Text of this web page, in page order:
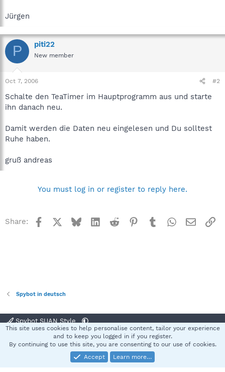
Jürgen
P piti22
New member
Oct 7, 2006 #2
Schalte den TeaTimer im Hauptprogramm aus und starte
ihn danach neu.
Damit werden die Daten neu eingelesen und Du solltest
Ruhe haben.
gruß andreas
You must log in or register to reply here.
Share: Facebook BlueskyLinkedInReddit Pinterest
TumblrWhatsApp
Email
Spybot in deutsch
Spybot SUAN Style
Terms and rules Privacy policy Help
S
Community platform by XenForo® © 2010-2025 XenForo Ltd.
This site uses cookies to help personalise content, tailor your experience
and to keep you logged in if you register.
By continuing to use this site, you are consenting to our use of cookies.
Accept
Learn more…